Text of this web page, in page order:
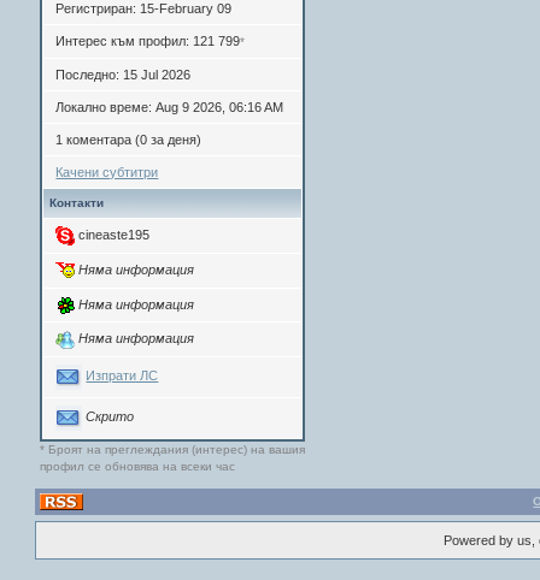
Регистриран: 15-February 09
Интерес към профил: 121 799*
Последно: 15 Jul 2026
Локално време: Aug 9 2026, 06:16 AM
1 коментара (0 за деня)
Качени субтитри
Контакти
cineaste195
Няма информация
Няма информация
Няма информация
Изпрати ЛС
Скрито
* Броят на преглеждания (интерес) на вашия
профил се обновява на всеки час
Powered by